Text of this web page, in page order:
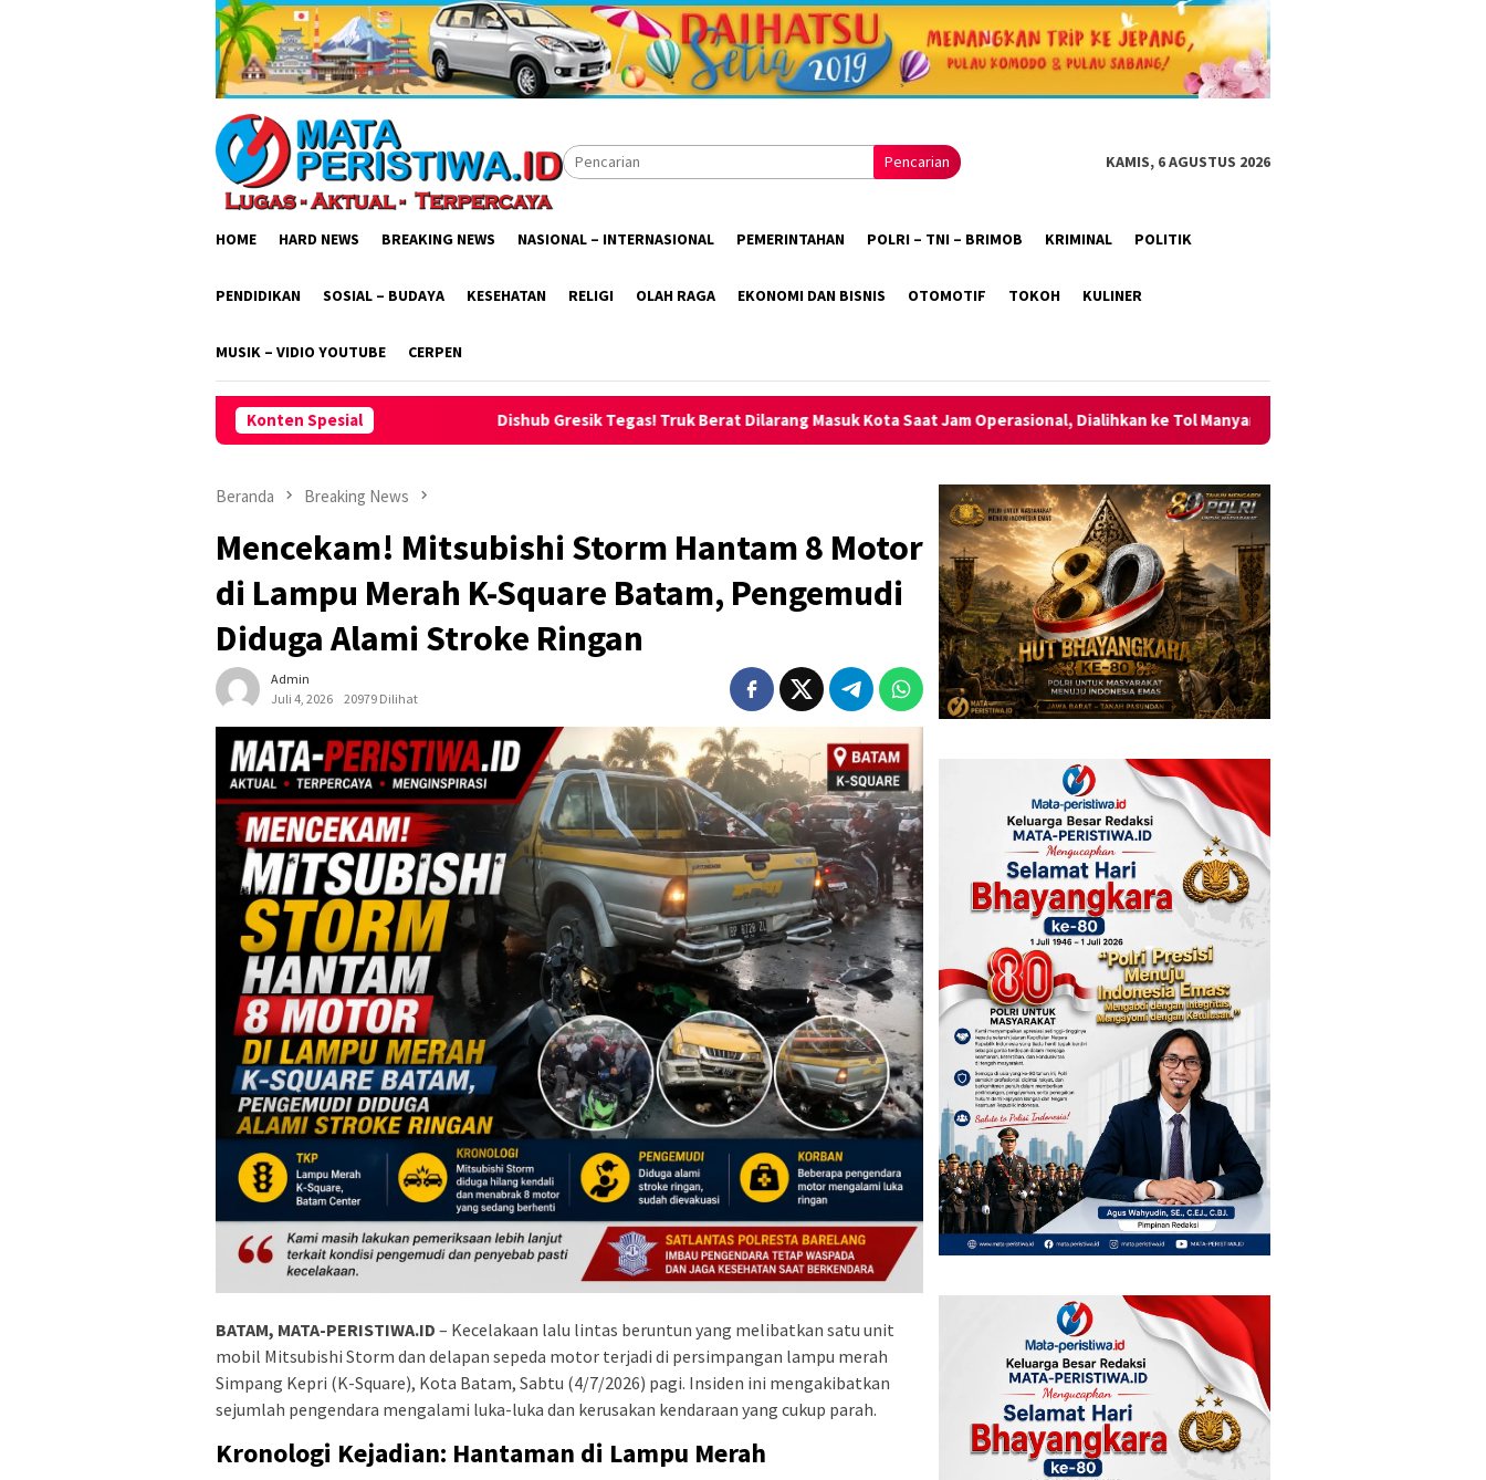
Pencarian KAMIS, 6 AGUSTUS 2026
HOME HARD NEWS BREAKING NEWS NASIONAL – INTERNASIONAL PEMERINTAHAN POLRI – TNI – BRIMOB KRIMINAL POLITIK
PENDIDIKAN SOSIAL – BUDAYA KESEHATAN RELIGI OLAH RAGA EKONOMI DAN BISNIS OTOMOTIF TOKOH KULINER
MUSIK – VIDIO YOUTUBE CERPEN
Konten Spesial
Dishub Gresik Tegas! Truk Berat Dilarang Masuk Kota Saat Jam Operasional, Dialihkan ke Tol Manyar Momentum HUT ke-2 AKPERSI, Korwil Sumut
Beranda Breaking News
Mencekam! Mitsubishi Storm Hantam 8 Motor
di Lampu Merah K-Square Batam, Pengemudi
Diduga Alami Stroke Ringan
Admin
Juli 4, 2026
20979 Dilihat
BATAM, MATA-PERISTIWA.ID – Kecelakaan lalu lintas beruntun yang melibatkan satu unit
mobil Mitsubishi Storm dan delapan sepeda motor terjadi di persimpangan lampu merah
Simpang Kepri (K-Square), Kota Batam, Sabtu (4/7/2026) pagi. Insiden ini mengakibatkan
sejumlah pengendara mengalami luka-luka dan kerusakan kendaraan yang cukup parah.
Kronologi Kejadian: Hantaman di Lampu Merah